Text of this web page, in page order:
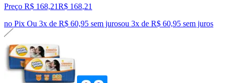
Preço R$ 168,21R$ 168,21
no Pix Ou 3x de R$ 60,95 sem jurosou 3x de R$ 60,95 sem juros